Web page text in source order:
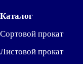
Каталог
Сортовой прокат
Листовой прокат